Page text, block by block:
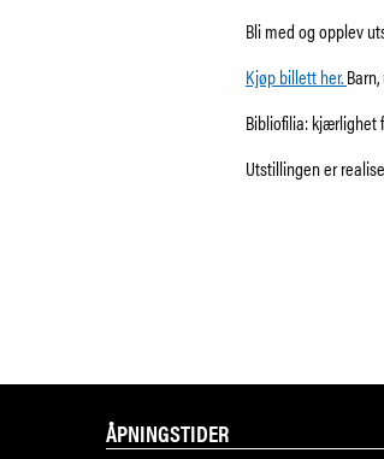
Bli med og opplev
Kjøp billett her.
Bibliofilia: kjærlighet
Utstillingen er
ÅPNINGSTIDER